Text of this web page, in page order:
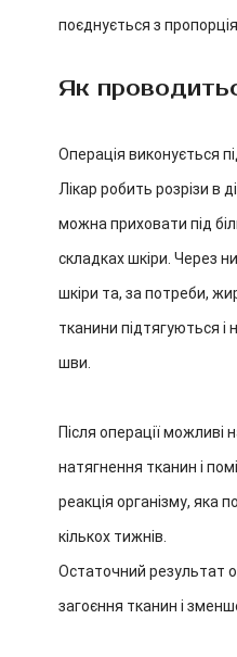
поєднується з
Як
Операція виконується
Лікар робить розрізи в
можна приховати під
складках шкіри. Через
шкіри та, за потреби,
тканини підтягуються
шви.
Після операції можливі
натягнення тканин і
реакція організму, яка
кількох тижнів.
Остаточний результат
загоєння тканин і